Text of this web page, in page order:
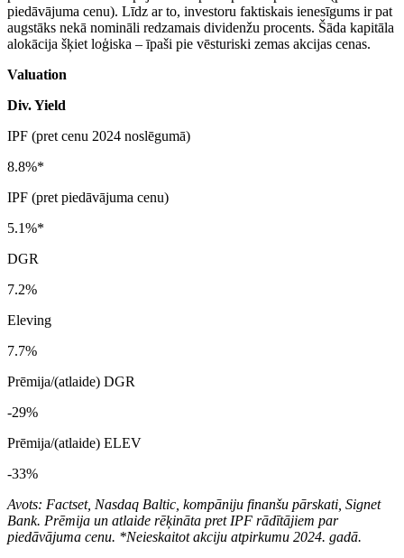
piedāvājuma cenu). Līdz ar to, investoru faktiskais ienesīgums ir pat
augstāks nekā nomināli redzamais dividenžu procents. Šāda kapitāla
alokācija šķiet loģiska – īpaši pie vēsturiski zemas akcijas cenas.
Valuation
Div. Yield
IPF (pret cenu 2024 noslēgumā)
8.8%*
IPF (pret piedāvājuma cenu)
5.1%*
DGR
7.2%
Eleving
7.7%
Prēmija/(atlaide) DGR
-29%
Prēmija/(atlaide) ELEV
-33%
Avots: Factset, Nasdaq Baltic, kompāniju finanšu pārskati, Signet
Bank. Prēmija un atlaide rēķināta pret IPF rādītājiem par
piedāvājuma cenu. *Neieskaitot akciju atpirkumu 2024. gadā.